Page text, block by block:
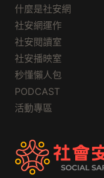
什麼是社安網
社安網運作
社安閱讀室
社安播映室
秒懂懶人包
PODCAST
活動專區